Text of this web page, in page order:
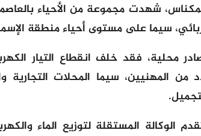
شهدت مجموعة من الأحياء
سيما على مستوى أحياء منطقة
محلية، فقد خلف انقطاع التيار
من المهنيين، سيما المحلات التجارية
الوكالة المستقلة لتوزيع الماء